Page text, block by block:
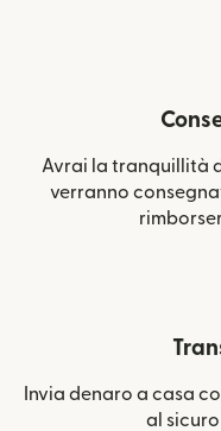
Avrai la tranquillità
verranno
Invia denaro a casa
al